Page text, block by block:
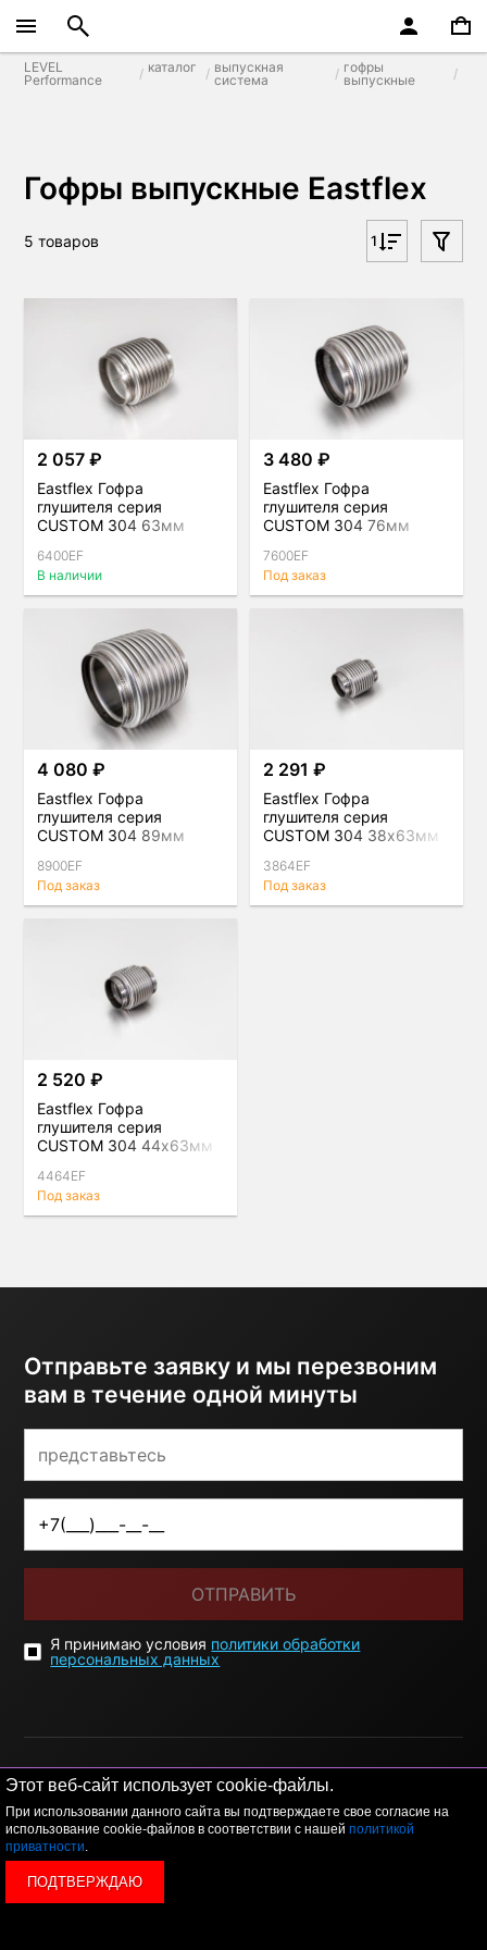
Этот веб-сайт использует cookie-файлы.
При использовании данного сайта вы подтверждаете свое согласие на
использование cookie-файлов в соответствии с нашей политикой
приватности.
ПОДТВЕРЖДАЮ
LEVEL
Performance
каталог
выпускная
система
гофры
выпускные
Гофры выпускные Eastflex
5 товаров 1
2 057 ₽
Eastflex Гофра
глушителя серия
CUSTOM 304 63мм
6400EF
В наличии
3 480 ₽
Eastflex Гофра
глушителя серия
CUSTOM 304 76мм
7600EF
Под заказ
4 080 ₽
Eastflex Гофра
глушителя серия
CUSTOM 304 89мм
8900EF
Под заказ
2 291 ₽
Eastflex Гофра
глушителя серия
CUSTOM 304 38x63мм
3864EF
Под заказ
2 520 ₽
Eastflex Гофра
глушителя серия
CUSTOM 304 44x63мм
4464EF
Под заказ
Отправьте заявку и мы перезвоним
вам в течение одной минуты
ОТПРАВИТЬ
Я принимаю условия политики обработки
персональных данных
© 2026 LEVEL+7 495 1207767
Данный сайт носит исключительно информационный
характер, и ни при каких условиях, информационные
материалы и цены, размещенные на сайте, не являются